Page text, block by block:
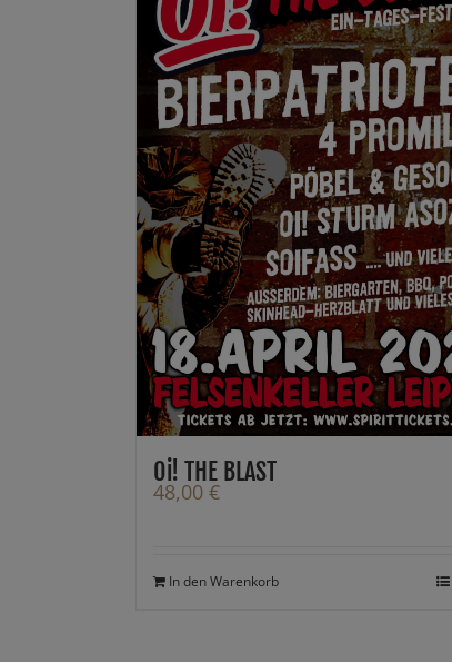
Oi! THE BLAST
48,00 €
In den Warenkorb